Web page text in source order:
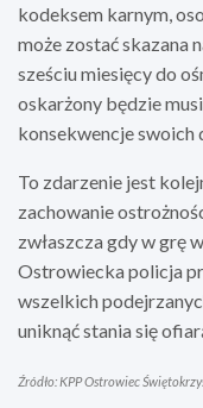
kodeksem karnym,
może zostać skazana
sześciu miesięcy do
oskarżony będzie
konsekwencje swoich
To zdarzenie jest
zachowanie
zwłaszcza gdy w grę
Ostrowiecka policja
wszelkich
uniknąć stania się
Źródło: KPP Ostrowiec